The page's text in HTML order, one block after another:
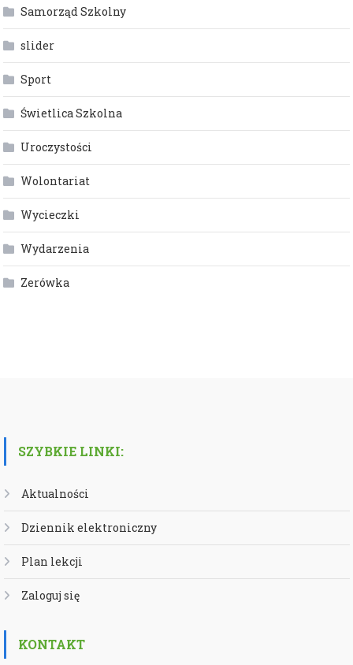
Samorząd Szkolny
slider
Sport
Świetlica Szkolna
Uroczystości
Wolontariat
Wycieczki
Wydarzenia
Zerówka
SZYBKIE LINKI:
Aktualności
Dziennik elektroniczny
Plan lekcji
Zaloguj się
KONTAKT